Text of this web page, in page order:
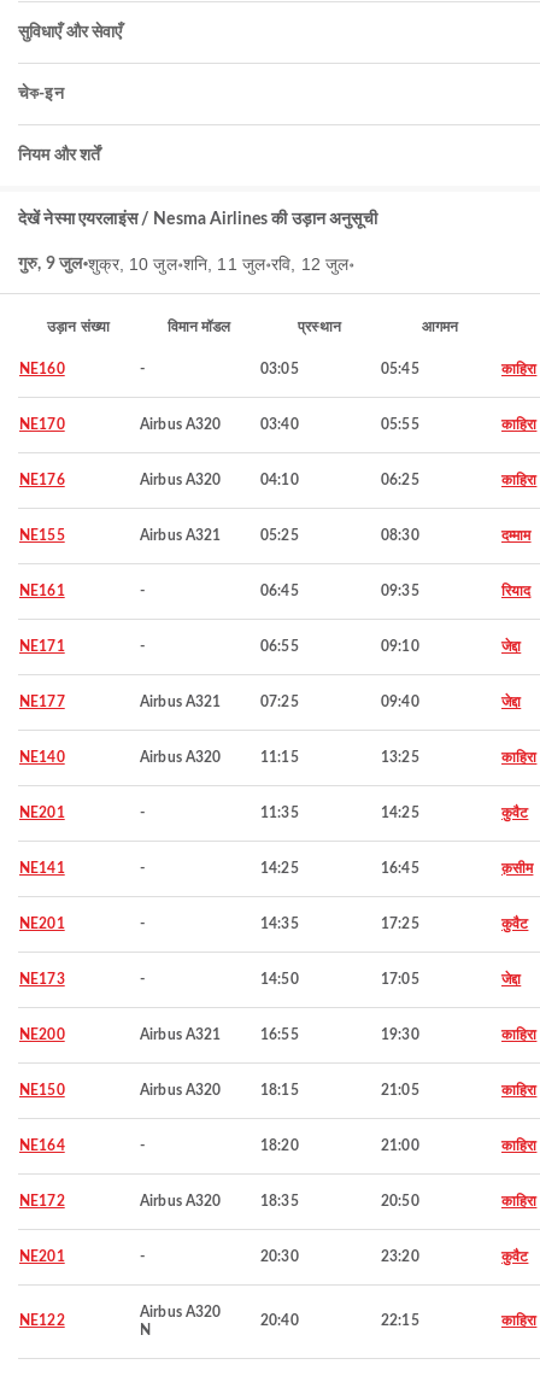
सुविधाएँ और सेवाएँ
चेক-इन
नियम और शर्तें
देखें नेस्मा एयरलाइंस / Nesma Airlines की उड़ान अनुसूची
गुरु, 9 जुल॰शुक्र, 10 जुल॰शनि, 11 जुल॰रवि, 12 जुल॰
उड़ान संख्या विमान मॉडल प्रस्थान आगमन
NE160 - 03:05 05:45 काहिरा
NE170 Airbus A320 03:40 05:55 काहिरा
NE176 Airbus A320 04:10 06:25 काहिरा
NE155 Airbus A321 05:25 08:30 दम्माम
NE161 - 06:45 09:35 रियाद
NE171 - 06:55 09:10 जेद्दा
NE177 Airbus A321 07:25 09:40 जेद्दा
NE140 Airbus A320 11:15 13:25 काहिरा
NE201 - 11:35 14:25 कुवैट
NE141 - 14:25 16:45 क़सीम
NE201 - 14:35 17:25 कुवैट
NE173 - 14:50 17:05 जेद्दा
NE200 Airbus A321 16:55 19:30 काहिरा
NE150 Airbus A320 18:15 21:05 काहिरा
NE164 - 18:20 21:00 काहिरा
NE172 Airbus A320 18:35 20:50 काहिरा
NE201 - 20:30 23:20 कुवैट
NE122
Airbus A320
N
20:40 22:15 काहिरा